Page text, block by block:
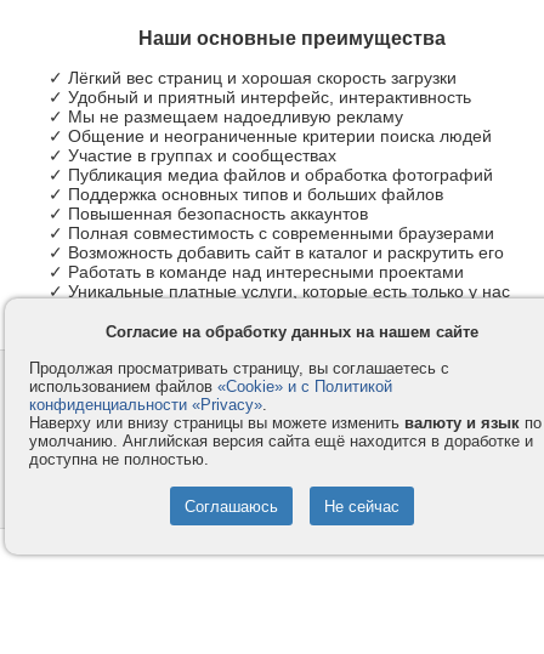
Наши основные преимущества
✓ Лёгкий вес страниц и хорошая скорость загрузки
✓ Удобный и приятный интерфейс, интерактивность
✓ Мы не размещаем надоедливую рекламу
✓ Общение и неограниченные критерии поиска людей
✓ Участие в группах и сообществах
✓ Публикация медиа файлов и обработка фотографий
✓ Поддержка основных типов и больших файлов
✓ Повышенная безопасность аккаунтов
✓ Полная совместимость с современными браузерами
✓ Возможность добавить сайт в каталог и раскрутить его
✓ Работать в команде над интересными проектами
✓ Уникальные платные услуги, которые есть только у нас
Контакты
Компания
Privacy и Cookie
Услуги
Как оплатить
Помощь
© 2008-2026
- Все права защищены.
Согласие на обработку данных на нашем сайте
Продолжая просматривать страницу, вы соглашаетесь с
использованием файлов «Cookie» и с Политикой
конфиденциальности «Privacy».
Наверху или внизу страницы вы можете изменить валюту и язык по
умолчанию. Английская версия сайта ещё находится в доработке и
доступна не полностью.